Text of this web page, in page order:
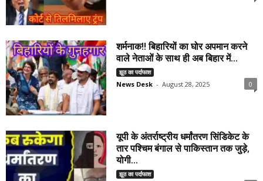
शर्मनाक!! बिहारियों का घोर अपमान करने
वाले नेताओं के साथ ही अब बिहार में...
झूठ का पर्दाफाश
News Desk - August 28, 2025 0
यूपी के अंतर्राष्ट्रीय धर्मांतरण सिंडिकेट के
तार पश्चिम बंगाल से पाकिस्तान तक जुड़े,
योगी...
झूठ का पर्दाफाश